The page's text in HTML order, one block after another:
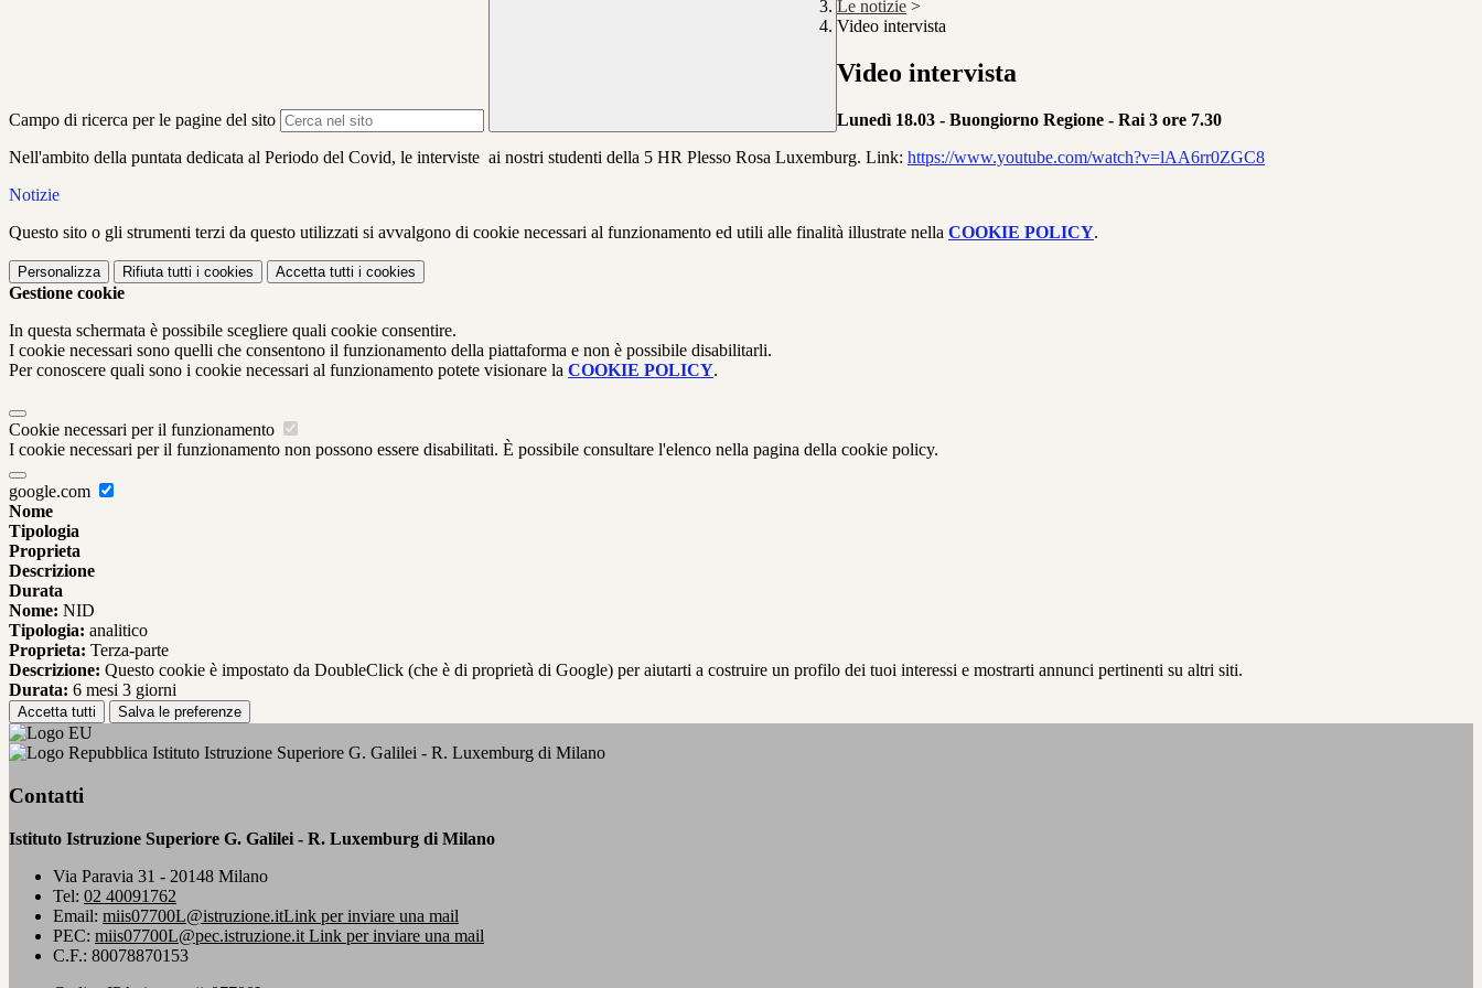
Campo di ricerca per le pagine del sito
Le notizie >
Video intervista
Video intervista
Lunedì 18.03 - Buongiorno Regione - Rai 3 ore 7.30
Nell'ambito della puntata dedicata al Periodo del Covid, le interviste ai nostri studenti della 5 HR Plesso Rosa Luxemburg. Link: https://www.youtube.com/watch?v=lAA6rr0ZGC8
Notizie
Questo sito o gli strumenti terzi da questo utilizzati si avvalgono di cookie necessari al funzionamento ed utili alle finalità illustrate nella COOKIE POLICY.
Personalizza Rifiuta tutti i cookies Accetta tutti i cookies
Gestione cookie
In questa schermata è possibile scegliere quali cookie consentire.
I cookie necessari sono quelli che consentono il funzionamento della piattaforma e non è possibile disabilitarli.
Per conoscere quali sono i cookie necessari al funzionamento potete visionare la COOKIE POLICY.
Cookie necessari per il funzionamento
I cookie necessari per il funzionamento non possono essere disabilitati. È possibile consultare l'elenco nella pagina della cookie policy.
google.com
Nome
Tipologia
Proprieta
Descrizione
Durata
Nome: NID
Tipologia: analitico
Proprieta: Terza-parte
Descrizione: Questo cookie è impostato da DoubleClick (che è di proprietà di Google) per aiutarti a costruire un profilo dei tuoi interessi e mostrarti annunci pertinenti su altri siti.
Durata: 6 mesi 3 giorni
Accetta tutti Salva le preferenze
Istituto Istruzione Superiore G. Galilei - R. Luxemburg di Milano
Contatti
Istituto Istruzione Superiore G. Galilei - R. Luxemburg di Milano
Via Paravia 31 - 20148 Milano
Tel: 02 40091762
Email: miis07700L@istruzione.itLink per inviare una mail
PEC: miis07700L@pec.istruzione.it Link per inviare una mail
C.F.: 80078870153